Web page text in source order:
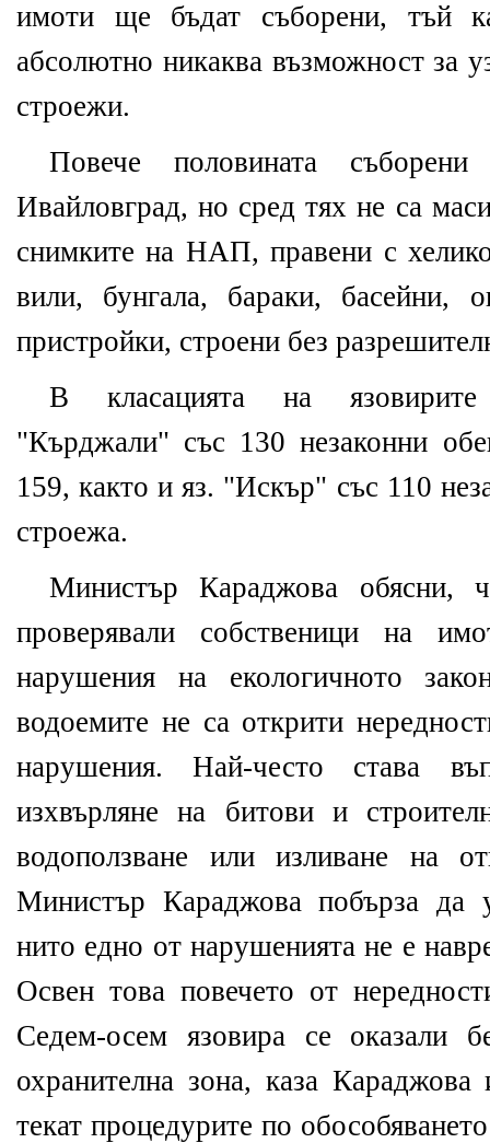
имоти ще бъдат съборени, тъй
абсолютно никаква възможност за
строежи.
Повече половината
Ивайловград, но сред тях не са
снимките на НАП, правени с
вили, бунгала, бараки, басейни,
пристройки, строени без
В класацията на язовирите
"Кърджали" със 130 незаконни
159, както и яз. "Искър" със 110
строежа.
Министър Караджова обясни,
проверявали собственици на
нарушения на екологичното
водоемите не са открити
нарушения. Най-често става
изхвърляне на битови и
водоползване или изливане на
Министър Караджова побърза да
нито едно от нарушенията не е
Освен това повечето от
Седем-осем язовира се оказали
охранителна зона, каза
текат процедурите по